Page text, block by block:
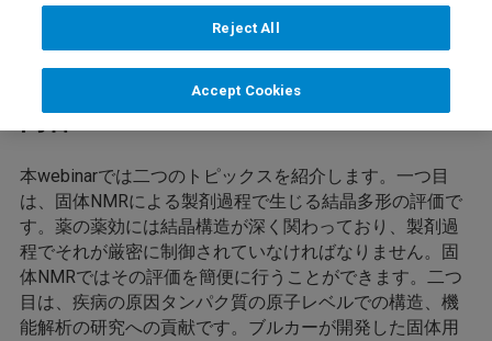
内容
本webinarでは二つのトピックスを紹介します。一つ目
は、固体NMRによる製剤過程で生じる結晶多形の評価で
す。薬の薬効には結晶構造が深く関わっており、製剤過
程でそれが厳密に制御されていなければなりません。固
体NMRではその評価を簡便に行うことができます。二つ
目は、疾病の原因タンパク質の原子レベルでの構造、機
能解析の研究への貢献です。ブルカーが開発した固体用
Reject All
Accept Cookies